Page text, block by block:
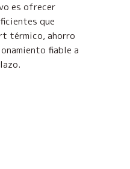
es ofrecer
que
térmico, ahorro
fiable a